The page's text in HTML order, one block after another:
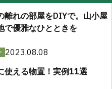
離れの部屋をDIYで。山小屋
で優雅なひとときを
2023.08.08
使える物置！実例11選